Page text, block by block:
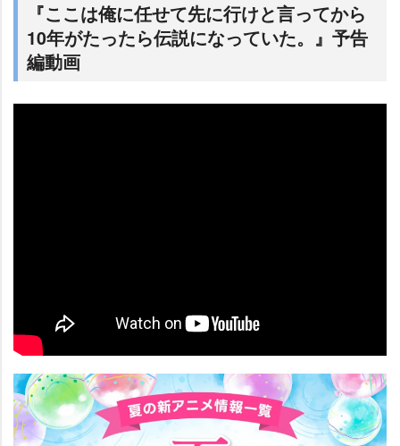
『ここは俺に任せて先に行けと言ってから
10年がたったら伝説になっていた。』予告
編動画